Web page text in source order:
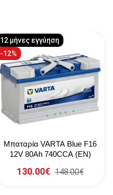
-12%
12 μήνες εγγύηση
Μπαταρία VARTA Blue F16
12V 80Ah 740CCA (EN)
130.00€ 148.00€